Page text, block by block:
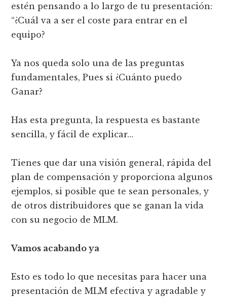
estén pensando a lo largo de tu presentación:
“¿Cuál va a ser el coste para entrar en el
equipo?
Ya nos queda solo una de las preguntas
fundamentales, Pues si ¿Cuánto puedo
Ganar?
Has esta pregunta, la respuesta es bastante
sencilla, y fácil de explicar…
Tienes que dar una visión general, rápida del
plan de compensación y proporciona algunos
ejemplos, si posible que te sean personales, y
de otros distribuidores que se ganan la vida
con su negocio de MLM.
Vamos acabando ya
Esto es todo lo que necesitas para hacer una
presentación de MLM efectiva y agradable y